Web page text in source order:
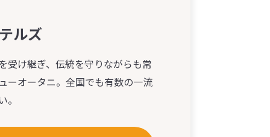
ルズ
受け継ぎ、伝統を守りながらも常
ーオータニ。全国でも有数の一流